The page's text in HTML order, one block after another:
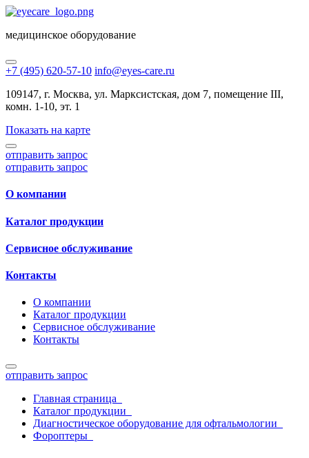
медицинское оборудование
+7 (495) 620-57-10 info@eyes-care.ru
109147, г. Москва, ул. Марксистская, дом 7, помещение III,
комн. 1-10, эт. 1
Показать на карте
отправить запрос
отправить запрос
О компании
Каталог продукции
Сервисное обслуживание
Контакты
О компании
Каталог продукции
Сервисное обслуживание
Контакты
отправить запрос
Главная страница
Каталог продукции
Диагностическое оборудование для офтальмологии
Фороптеры